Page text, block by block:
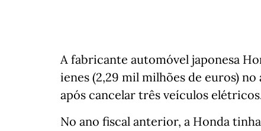
A fabricante automóvel japonesa
ienes (2,29 mil milhões de euros)
após cancelar três veículos
No ano fiscal anterior, a Honda